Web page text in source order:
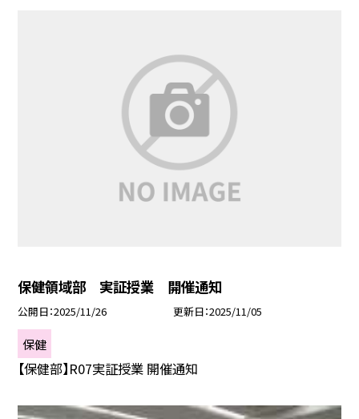
保健領域部 実証授業 開催通知
公開日 2025/11/26 更新日 2025/11/05
保健
【保健部】R07実証授業 開催通知